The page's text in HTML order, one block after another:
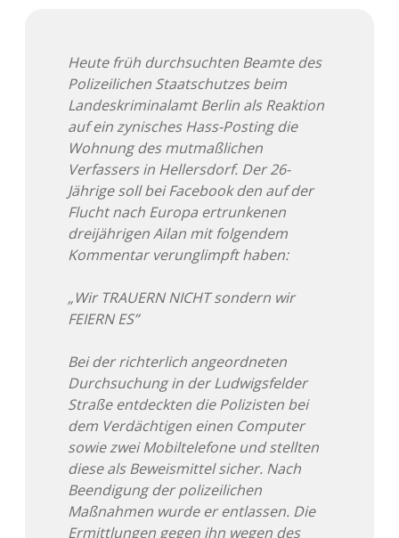
Adventskalender 2024
Heute früh durchsuchten Beamte des
Polizeilichen Staatschutzes beim
Landeskriminalamt Berlin als Reaktion
auf ein zynisches Hass-Posting die
Wohnung des mutmaßlichen
Verfassers in Hellersdorf. Der 26-
Jährige soll bei Facebook den auf der
Flucht nach Europa ertrunkenen
dreijährigen Ailan mit folgendem
Kommentar verunglimpft haben:
„Wir TRAUERN NICHT sondern wir
FEIERN ES”
Bei der richterlich angeordneten
Durchsuchung in der Ludwigsfelder
Straße entdeckten die Polizisten bei
dem Verdächtigen einen Computer
sowie zwei Mobiltelefone und stellten
diese als Beweismittel sicher. Nach
Beendigung der polizeilichen
Maßnahmen wurde er entlassen. Die
Ermittlungen gegen ihn wegen des